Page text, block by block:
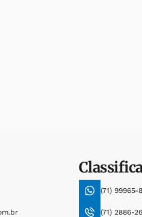
(71) 99965-
(71) 2886-